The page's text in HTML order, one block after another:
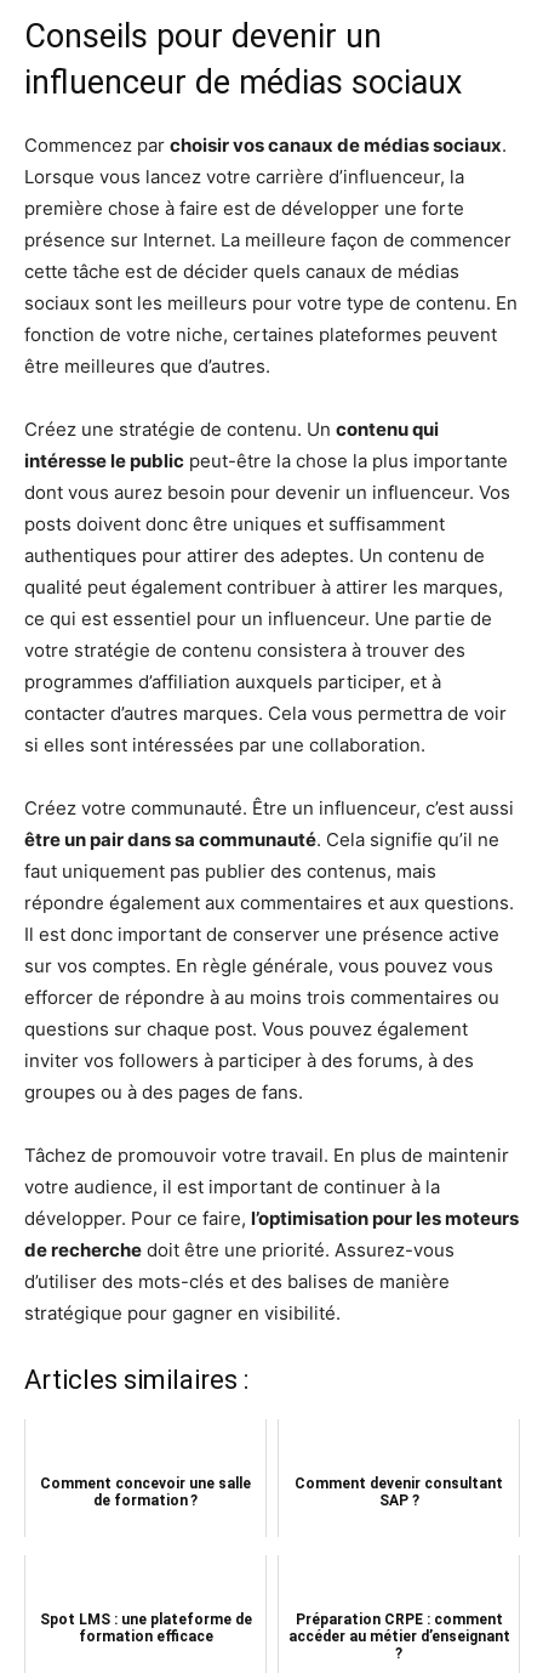
Conseils pour devenir un
influenceur de médias sociaux
Commencez par choisir vos canaux de médias sociaux.
Lorsque vous lancez votre carrière d’influenceur, la
première chose à faire est de développer une forte
présence sur Internet. La meilleure façon de commencer
cette tâche est de décider quels canaux de médias
sociaux sont les meilleurs pour votre type de contenu. En
fonction de votre niche, certaines plateformes peuvent
être meilleures que d’autres.
Créez une stratégie de contenu. Un contenu qui
intéresse le public peut-être la chose la plus importante
dont vous aurez besoin pour devenir un influenceur. Vos
posts doivent donc être uniques et suffisamment
authentiques pour attirer des adeptes. Un contenu de
qualité peut également contribuer à attirer les marques,
ce qui est essentiel pour un influenceur. Une partie de
votre stratégie de contenu consistera à trouver des
programmes d’affiliation auxquels participer, et à
contacter d’autres marques. Cela vous permettra de voir
si elles sont intéressées par une collaboration.
Créez votre communauté. Être un influenceur, c’est aussi
être un pair dans sa communauté. Cela signifie qu’il ne
faut uniquement pas publier des contenus, mais
répondre également aux commentaires et aux questions.
Il est donc important de conserver une présence active
sur vos comptes. En règle générale, vous pouvez vous
efforcer de répondre à au moins trois commentaires ou
questions sur chaque post. Vous pouvez également
inviter vos followers à participer à des forums, à des
groupes ou à des pages de fans.
Tâchez de promouvoir votre travail. En plus de maintenir
votre audience, il est important de continuer à la
développer. Pour ce faire, l’optimisation pour les moteurs
de recherche doit être une priorité. Assurez-vous
d’utiliser des mots-clés et des balises de manière
stratégique pour gagner en visibilité.
Articles similaires :
Comment concevoir une salle
de formation ?
Comment devenir consultant
SAP ?
Spot LMS : une plateforme de
formation efficace
Préparation CRPE : comment
accéder au métier d’enseignant
?